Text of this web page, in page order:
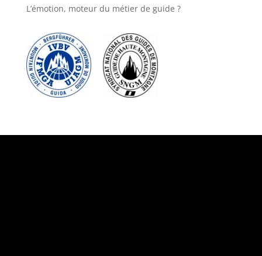
L’émotion, moteur du métier de guide ?